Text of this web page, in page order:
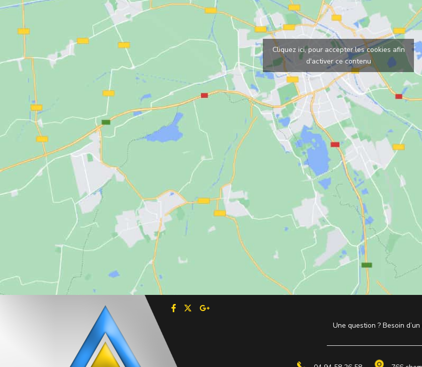
Cliquez ici, pour accepter les cookies afin
d'activer ce contenu
Une question ? Besoin